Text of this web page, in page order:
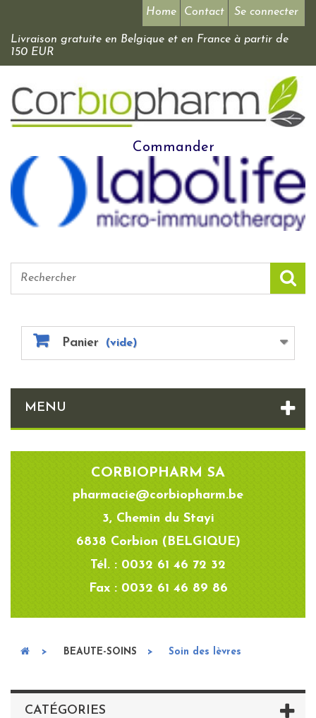
Se connecter
Home Contact
Livraison gratuite en Belgique et en France à partir de
150 EUR
Commander
Panier (vide)
MENU
CORBIOPHARM SA
pharmacie@corbiopharm.be
3, Chemin du Stayi
6838 Corbion (BELGIQUE)
Tél. : 0032 61 46 72 32
Fax : 0032 61 46 89 86
> BEAUTE-SOINS > Soin des lèvres
CATÉGORIES